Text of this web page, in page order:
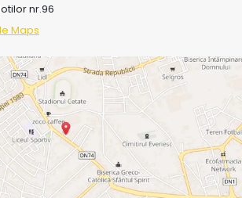
nr.96
Maps